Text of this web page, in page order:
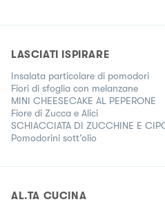
LASCIATI ISPIRARE
Insalata particolare di pomodori
Fiori di sfoglia con melanzane
MINI CHEESECAKE AL PEPERONE
Fiore di Zucca e Alici
SCHIACCIATA DI ZUCCHINE E
Pomodorini sott’olio
AL.TA CUCINA